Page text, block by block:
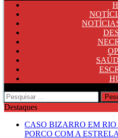
Pesquisar
por:
Destaques
CASO BIZARRO EM
PORCO COM A